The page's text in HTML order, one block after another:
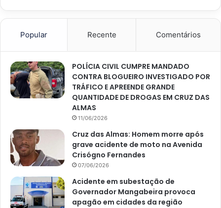
Popular Recente Comentários
POLÍCIA CIVIL CUMPRE MANDADO
CONTRA BLOGUEIRO INVESTIGADO POR
TRÁFICO E APREENDE GRANDE
QUANTIDADE DE DROGAS EM CRUZ DAS
ALMAS
11/06/2026
Cruz das Almas: Homem morre após
grave acidente de moto na Avenida
Crisógno Fernandes
07/06/2026
Acidente em subestação de
Governador Mangabeira provoca
apagão em cidades da região